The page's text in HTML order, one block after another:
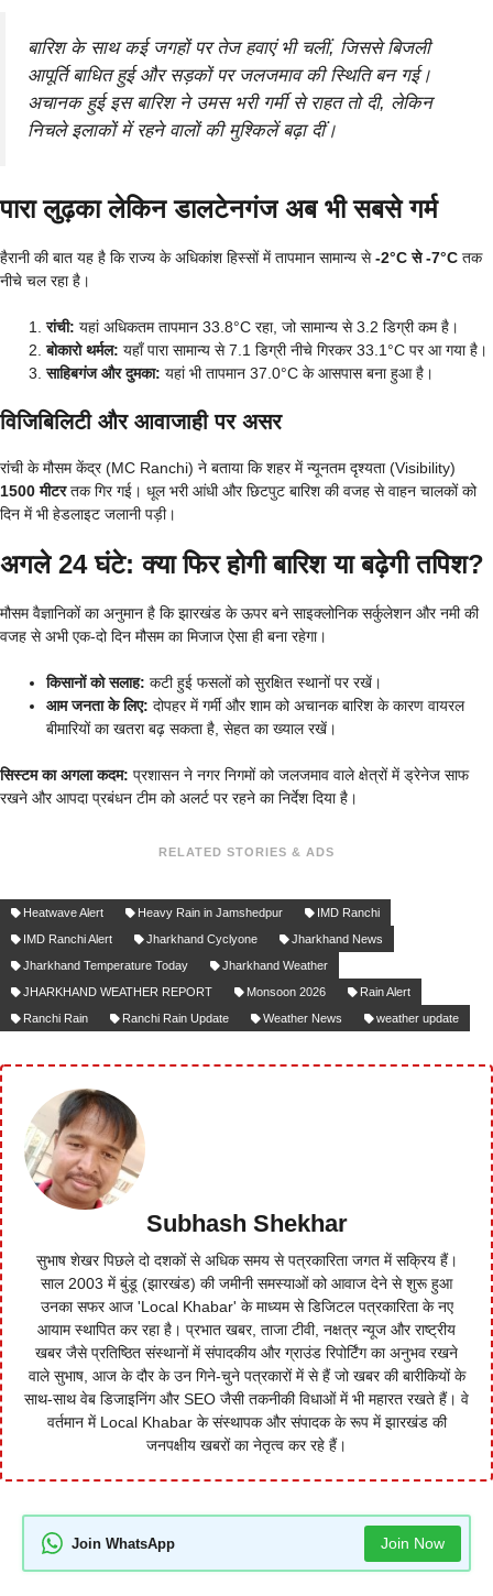
बारिश के साथ कई जगहों पर तेज हवाएं भी चलीं, जिससे बिजली
आपूर्ति बाधित हुई और सड़कों पर जलजमाव की स्थिति बन गई।
अचानक हुई इस बारिश ने उमस भरी गर्मी से राहत तो दी, लेकिन
निचले इलाकों में रहने वालों की मुश्किलें बढ़ा दीं।
पारा लुढ़का लेकिन डालटेनगंज अब भी सबसे गर्म
हैरानी की बात यह है कि राज्य के अधिकांश हिस्सों में तापमान सामान्य से-2°C से -7°C तक
नीचे चल रहा है।
रांची: यहां अधिकतम तापमान 33.8°C रहा, जो सामान्य से 3.2 डिग्री कम है।
बोकारो थर्मल: यहाँ पारा सामान्य से 7.1 डिग्री नीचे गिरकर 33.1°C पर आ गया है।
साहिबगंज और दुमका: यहां भी तापमान 37.0°C के आसपास बना हुआ है।
विजिबिलिटी और आवाजाही पर असर
रांची के मौसम केंद्र (MC Ranchi) ने बताया कि शहर में न्यूनतम दृश्यता (Visibility)
1500 मीटरतक गिर गई। धूल भरी आंधी और छिटपुट बारिश की वजह से वाहन चालकों को
दिन में भी हेडलाइट जलानी पड़ी।
अगले 24 घंटे: क्या फिर होगी बारिश या बढ़ेगी तपिश?
मौसम वैज्ञानिकों का अनुमान है कि झारखंड के ऊपर बने साइक्लोनिक सर्कुलेशन और नमी की
वजह से अभी एक-दो दिन मौसम का मिजाज ऐसा ही बना रहेगा।
किसानों को सलाह: कटी हुई फसलों को सुरक्षित स्थानों पर रखें।
आम जनता के लिए: दोपहर में गर्मी और शाम को अचानक बारिश के कारण वायरल
बीमारियों का खतरा बढ़ सकता है, सेहत का ख्याल रखें।
सिस्टम का अगला कदम: प्रशासन ने नगर निगमों को जलजमाव वाले क्षेत्रों में ड्रेनेज साफ
रखने और आपदा प्रबंधन टीम को अलर्ट पर रहने का निर्देश दिया है।
RELATED STORIES & ADS
Heatwave Alert Heavy Rain in Jamshedpur
IMD Ranchi
IMD Ranchi Alert
Jharkhand Cyclyone
Jharkhand News
Jharkhand Temperature Today
Jharkhand Weather
JHARKHAND WEATHER REPORT
Monsoon 2026
Rain Alert
Ranchi Rain
Ranchi Rain Update Weather News weather update
Subhash Shekhar
सुभाष शेखर पिछले दो दशकों से अधिक समय से पत्रकारिता जगत में सक्रिय हैं।
साल 2003 में बुंडू (झारखंड) की जमीनी समस्याओं को आवाज देने से शुरू हुआ
उनका सफर आज 'Local Khabar' के माध्यम से डिजिटल पत्रकारिता के नए
आयाम स्थापित कर रहा है। प्रभात खबर, ताजा टीवी, नक्षत्र न्यूज और राष्ट्रीय
खबर जैसे प्रतिष्ठित संस्थानों में संपादकीय और ग्राउंड रिपोर्टिंग का अनुभव रखने
वाले सुभाष, आज के दौर के उन गिने-चुने पत्रकारों में से हैं जो खबर की बारीकियों के
साथ-साथ वेब डिजाइनिंग और SEO जैसी तकनीकी विधाओं में भी महारत रखते हैं। वे
वर्तमान में Local Khabar के संस्थापक और संपादक के रूप में झारखंड की
जनपक्षीय खबरों का नेतृत्व कर रहे हैं।
Join WhatsApp Join Now